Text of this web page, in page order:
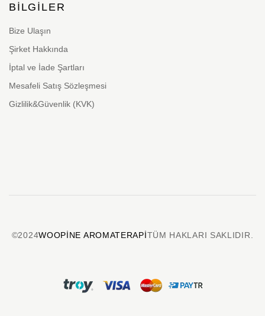
BILGILER
Bize Ulaşın
Şirket Hakkında
İptal ve İade Şartları
Mesafeli Satış Sözleşmesi
Gizlilik&Güvenlik (KVK)
©2024WOOPINE AROMATERAPITÜM HAKLARI SAKLIDIR.